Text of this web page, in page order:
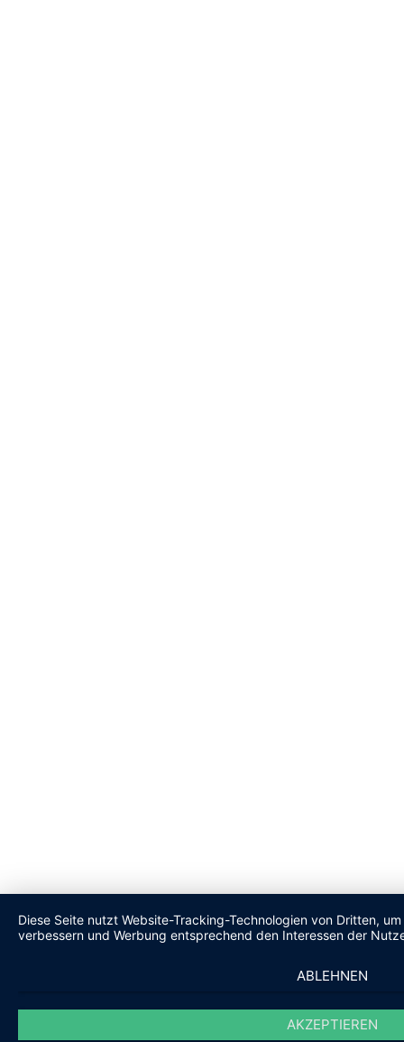
Diese Seite nutzt Website-Tracking-Technologien von Dritten,
verbessern und Werbung entsprechend den Interessen der
ABLEHNEN
AKZEPTIEREN